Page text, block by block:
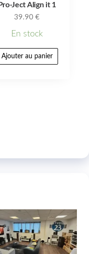
Pro-Ject Align it 1
39.90€
En stock
Ajouter au panier